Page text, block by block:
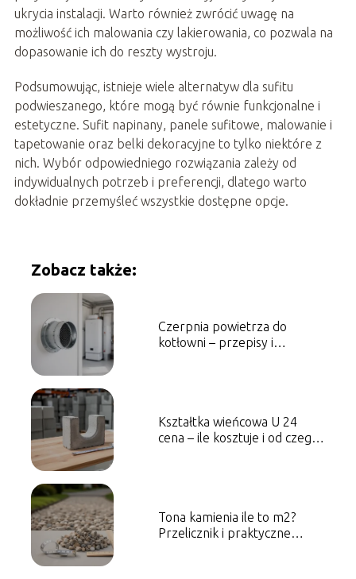
ukrycia instalacji. Warto również zwrócić uwagę na
możliwość ich malowania czy lakierowania, co pozwala na
dopasowanie ich do reszty wystroju.
Podsumowując, istnieje wiele alternatyw dla sufitu
podwieszanego, które mogą być równie funkcjonalne i
estetyczne. Sufit napinany, panele sufitowe, malowanie i
tapetowanie oraz belki dekoracyjne to tylko niektóre z
nich. Wybór odpowiedniego rozwiązania zależy od
indywidualnych potrzeb i preferencji, dlatego warto
dokładnie przemyśleć wszystkie dostępne opcje.
Zobacz także:
Czerpnia powietrza do
kotłowni – przepisy i
Kształtka wieńcowa U 24
cena – ile kosztuje i od czego
Tona kamienia ile to m2?
Przelicznik i praktyczne